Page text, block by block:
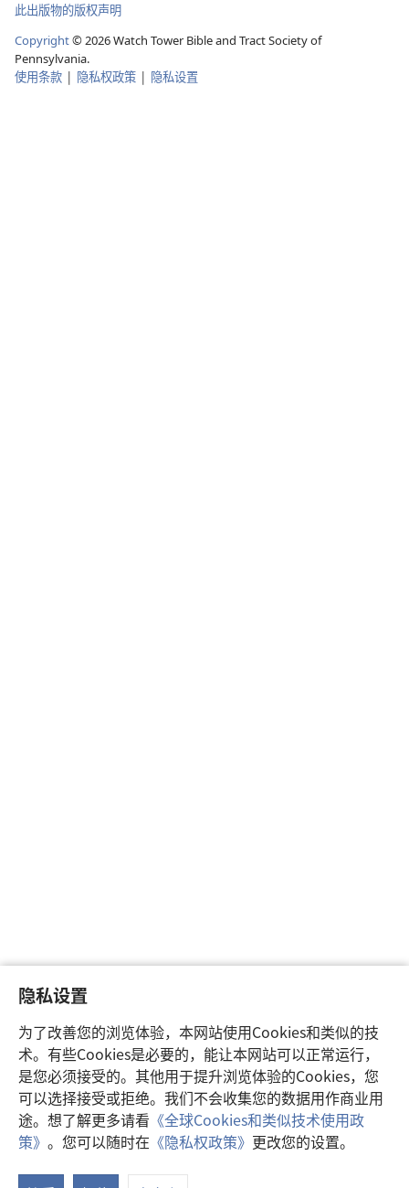
隐私设置
为了改善您的浏览体验，本网站使用Cookies和类似的技
术。有些Cookies是必要的，能让本网站可以正常运行，
是您必须接受的。其他用于提升浏览体验的Cookies，您
可以选择接受或拒绝。我们不会收集您的数据用作商业用
途。想了解更多请看 《全球Cookies和类似技术使用政
策》 。您可以随时在 《隐私权政策》 更改您的设置。
此出版物的版权声明
Copyright© 2026Watch Tower Bible and Tract Society of
Pennsylvania.
使用条款 | 隐私权政策 | 隐私设置